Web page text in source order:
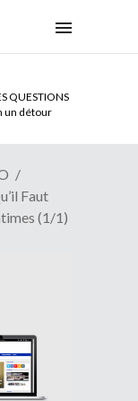
BENINOIS :
!
Faut
(1/1)